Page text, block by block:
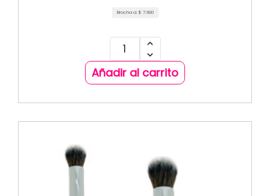
Brocha a: $ 7.900
Añadir al carrito